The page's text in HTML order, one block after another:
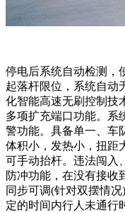
停电后系统自动检测，
起落杆限位，系统自动
化智能高速无刷控制技
多项扩充端口功能。系
警功能。具备单一、车
体积小，发热小，扭距
可手动抬杆。违法闯入
防冲功能，在没有接收
同步可调(针对双摆情
定的时间内行人未通行